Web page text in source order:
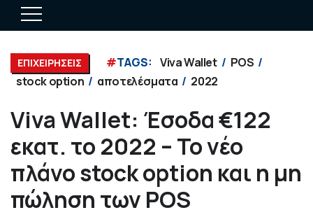
ΕΠΙΧΕΙΡΗΣΕΙΣ #TAGS: Viva Wallet
POS
stock option
αποτελέσματα 2022
Viva Wallet: Έσοδα €122
εκατ. το 2022 – Το νέο
πλάνο stock option και η μη
πώληση των POS